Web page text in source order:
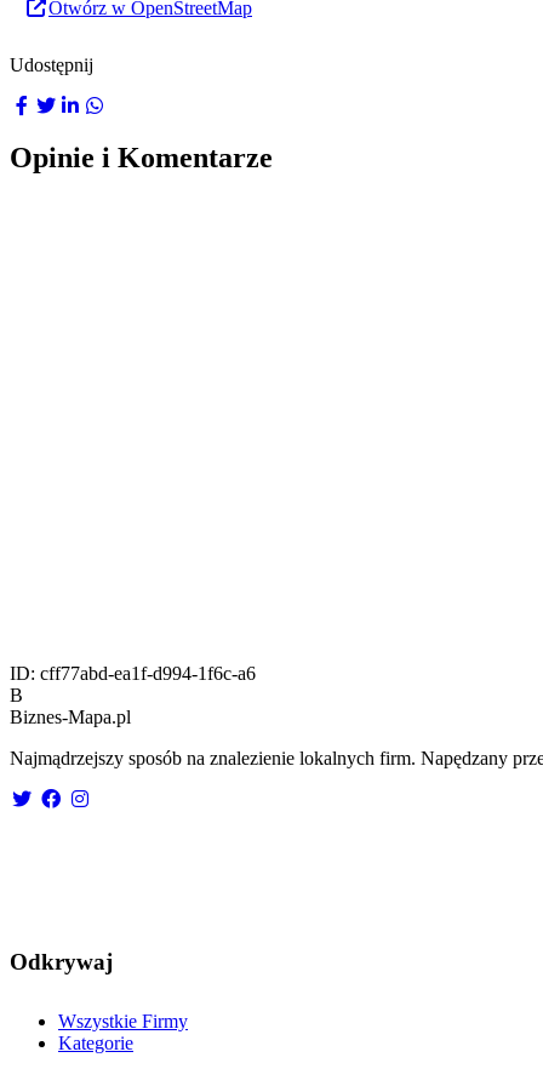
Otwórz w OpenStreetMap
Udostępnij
Opinie i Komentarze
ID: cff77abd-ea1f-d994-1f6c-a6
B
Biznes-Mapa.pl
Najmądrzejszy sposób na znalezienie lokalnych firm. Napędzany
Odkrywaj
Wszystkie Firmy
Kategorie